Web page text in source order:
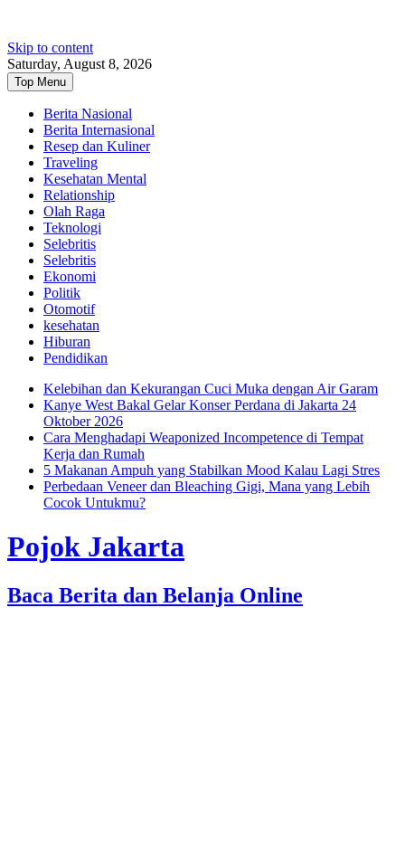
Skip to content
Saturday, August 8, 2026
Top Menu
Berita Nasional
Berita Internasional
Resep dan Kuliner
Traveling
Kesehatan Mental
Relationship
Olah Raga
Teknologi
Selebritis
Selebritis
Ekonomi
Politik
Otomotif
kesehatan
Hiburan
Pendidikan
Kelebihan dan Kekurangan Cuci Muka dengan Air Garam
Kanye West Bakal Gelar Konser Perdana di Jakarta 24
Oktober 2026
Cara Menghadapi Weaponized Incompetence di Tempat
Kerja dan Rumah
5 Makanan Ampuh yang Stabilkan Mood Kalau Lagi Stres
Perbedaan Veneer dan Bleaching Gigi, Mana yang Lebih
Cocok Untukmu?
Pojok Jakarta
Baca Berita dan Belanja Online